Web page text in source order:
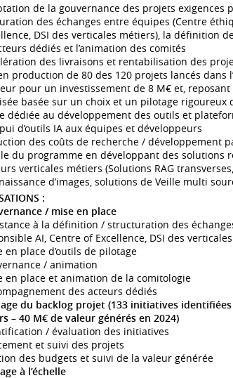
de la gouvernance des projets exigences
des échanges entre équipes (Centre
DSI des verticales métiers), la définition
dédiés et l’animation des comités
des livraisons et rentabilisation des
production de 80 des 120 projets lancés dans
pour un investissement de 8 M€ et,
basée sur un choix et un pilotage rigoureux
dédiée au développement des outils et
d’outils IA aux équipes et développeurs
des coûts de recherche / développement
du programme en développant des solutions
verticales métiers (Solutions RAG
d’images, solutions de Veille multi
:
/ mise en place
à la définition / structuration des
AI, Centre of Excellence, DSI des
en place d’outils de pilotage
/ animation
en place et animation de la comitologie
des acteurs dédiés
du backlog projet (133 initiatives
– 40 M€ de valeur générés en 2024)
/ évaluation des initiatives
et suivi des projets
des budgets et suivi de la valeur générée
à l’échelle